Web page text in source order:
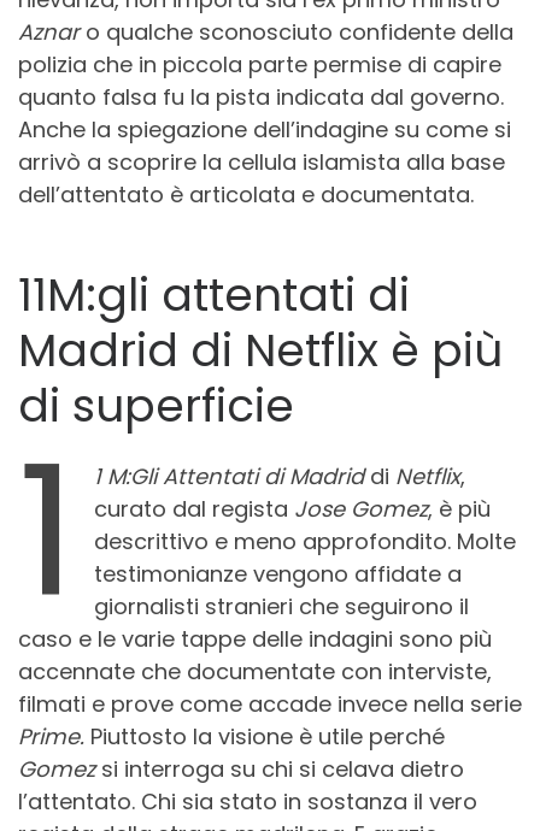
Aznaro qualche sconosciuto confidente della
polizia che in piccola parte permise di capire
quanto falsa fu la pista indicata dal governo.
Anche la spiegazione dell’indagine su come si
arrivò a scoprire la cellula islamista alla base
dell’attentato è articolata e documentata.
11M:gli attentati di
Madrid di Netflix è più
di superficie
1 1 M:Gli Attentati di Madriddi Netflix,
curato dal regista Jose Gomez, è più
descrittivo e meno approfondito. Molte
testimonianze vengono affidate a
giornalisti stranieri che seguirono il
caso e le varie tappe delle indagini sono più
accennate che documentate con interviste,
filmati e prove come accade invece nella serie
Prime. Piuttosto la visione è utile perché
Gomezsi interroga su chi si celava dietro
l’attentato. Chi sia stato in sostanza il vero